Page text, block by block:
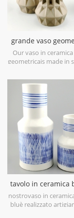
grande vaso
ceramica marrone
Our vaso in
geometricais made in
geometric shapes,it
crafted with three
assorted,very nice fit
modern
tavolo in ceramica
blu dipinto a
nostrovaso in
bluè realizzato